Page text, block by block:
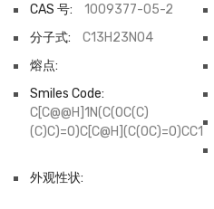
CAS 号: 1009377-05-2
分子式:
C13H23NO4
熔点:
Smiles Code:
C[C@@H]1N(C(OC(C)
(C)C)=O)C[C@H](C(OC)=O)CC1
外观性状: